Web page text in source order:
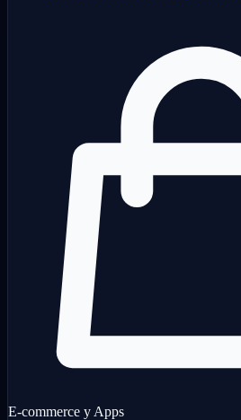
E-commerce y Apps